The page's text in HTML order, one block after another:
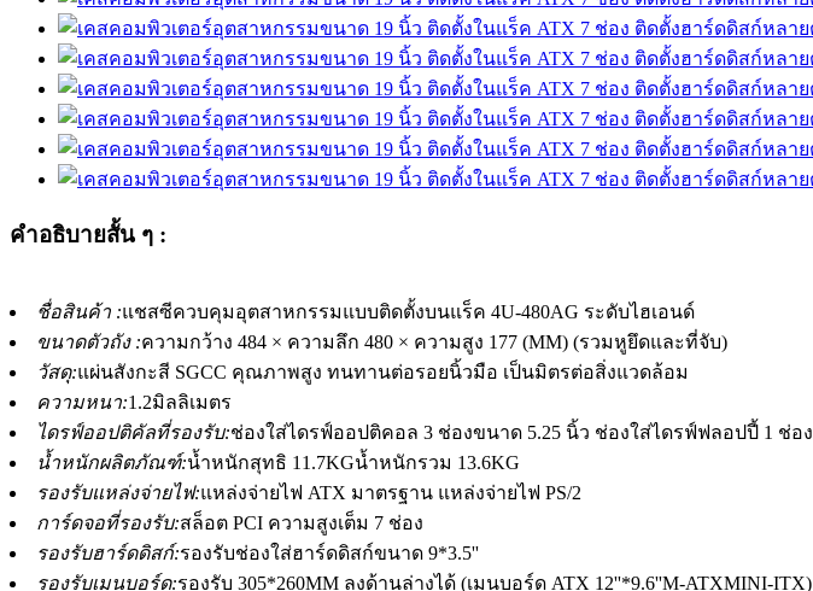
คำอธิบายสั้น ๆ :
ชื่อสินค้า :แชสซีควบคุมอุตสาหกรรมแบบติดตั้งบนแร็ค 4U-480AG ระดับไฮเอนด์
ขนาดตัวถัง :ความกว้าง 484 × ความลึก 480 × ความสูง 177 (MM) (รวมหูยึดและที่จับ)
วัสดุ:แผ่นสังกะสี SGCC คุณภาพสูง ทนทานต่อรอยนิ้วมือ เป็นมิตรต่อสิ่งแวดล้อม
ความหนา:1.2มิลลิเมตร
ไดรฟ์ออปติคัลที่รองรับ:ช่องใส่ไดรฟ์ออปติคอล 3 ช่องขนาด 5.25 นิ้ว ช่องใส่ไดรฟ์ฟลอปปี้ 1 ช่อง
น้ำหนักผลิตภัณฑ์:น้ำหนักสุทธิ 11.7KGน้ำหนักรวม 13.6KG
รองรับแหล่งจ่ายไฟ:แหล่งจ่ายไฟ ATX มาตรฐาน แหล่งจ่ายไฟ PS/2
การ์ดจอที่รองรับ:สล็อต PCI ความสูงเต็ม 7 ช่อง
รองรับฮาร์ดดิสก์:รองรับช่องใส่ฮาร์ดดิสก์ขนาด 9*3.5''
รองรับเมนบอร์ด:รองรับ 305*260MM ลงด้านล่างได้ (เมนบอร์ด ATX 12''*9.6''M-ATXMINI-ITX)